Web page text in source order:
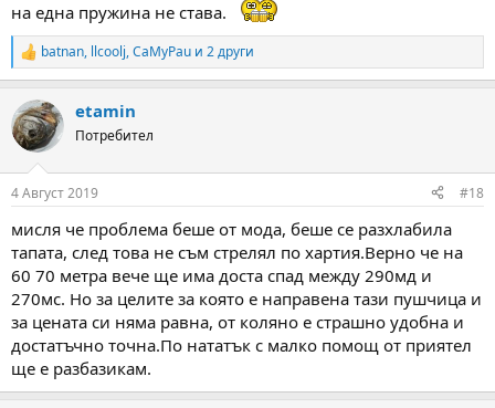
на една пружина не става.
R
e
c
t
i
s
batnan, llcoolj,CaMyPau и 2 други
etamin
Потребител
4 Август 2019 #18
мисля че проблема беше от мода, беше се разхлабила
тапата, след това не съм стрелял по хартия.Верно че на
60 70 метра вече ще има доста спад между 290мд и
270мс. Но за целите за която е направена тази пушчица и
за цената си няма равна, от коляно е страшно удобна и
достатъчно точна.По нататък с малко помощ от приятел
ще е разбазикам.